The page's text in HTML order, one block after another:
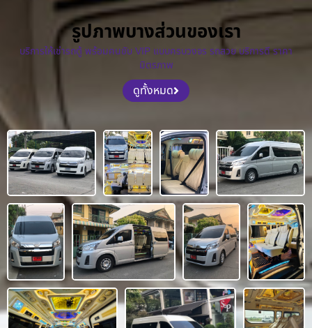
รูปภาพบางส่วนของเรา
บริการให้เช่ารถตู้ พร้อมคนขับ VIP แบบครบวงจร รถสวย บริการดี ราคา
มิตรภาพ
ดูทั้งหมด